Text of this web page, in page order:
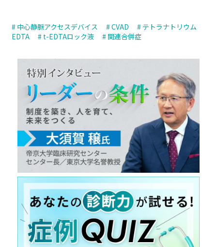
# 中心静脈アクセスデバイス # CVAD
# テトラナトリウム
EDTA
# t-EDTAロック液 # 関連合併症